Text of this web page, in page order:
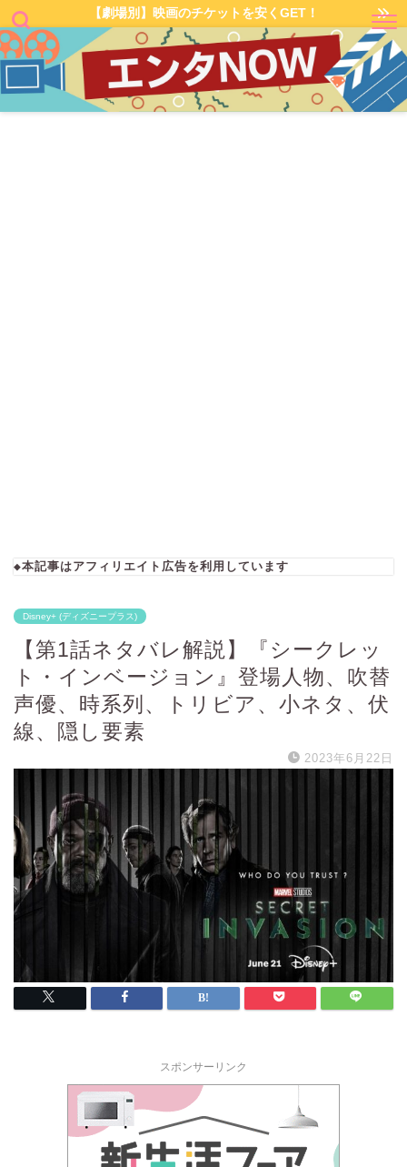
【劇場別】映画のチケットを安くGET！
◆本記事はアフィリエイト広告を利用しています
Disney+ (ディズニープラス)
【第1話ネタバレ解説】『シークレッ
ト・インベージョン』登場人物、吹替
声優、時系列、トリビア、小ネタ、伏
線、隠し要素
2023年6月22日
スポンサーリンク